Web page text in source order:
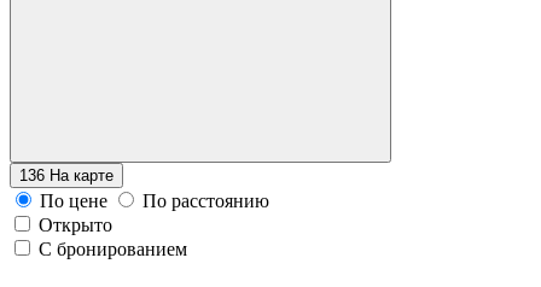
136 На карте
По цене
По расстоянию
Открыто
С бронированием